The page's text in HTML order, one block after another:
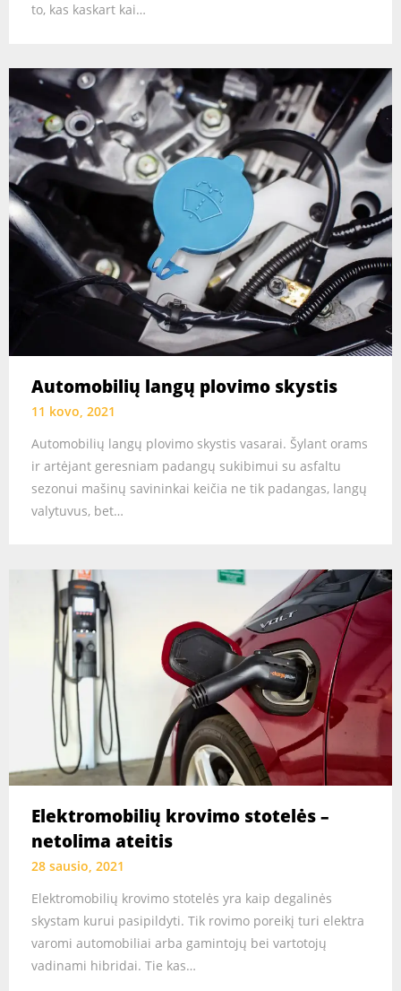
to, kas kaskart kai…
Automobilių langų plovimo skystis
11 kovo, 2021
Automobilių langų plovimo skystis vasarai. Šylant orams
ir artėjant geresniam padangų sukibimui su asfaltu
sezonui mašinų savininkai keičia ne tik padangas, langų
valytuvus, bet…
Elektromobilių krovimo stotelės –
netolima ateitis
28 sausio, 2021
Elektromobilių krovimo stotelės yra kaip degalinės
skystam kurui pasipildyti. Tik rovimo poreikį turi elektra
varomi automobiliai arba gamintojų bei vartotojų
vadinami hibridai. Tie kas…